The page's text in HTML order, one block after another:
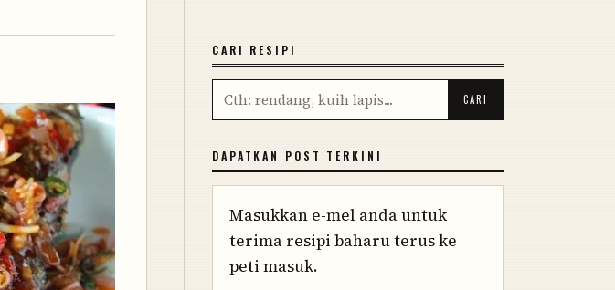
CARI RESIPI
DAPATKAN POST TERKINI
Masukkan e-mel anda untuk
terima resipi baharu terus ke
peti masuk.